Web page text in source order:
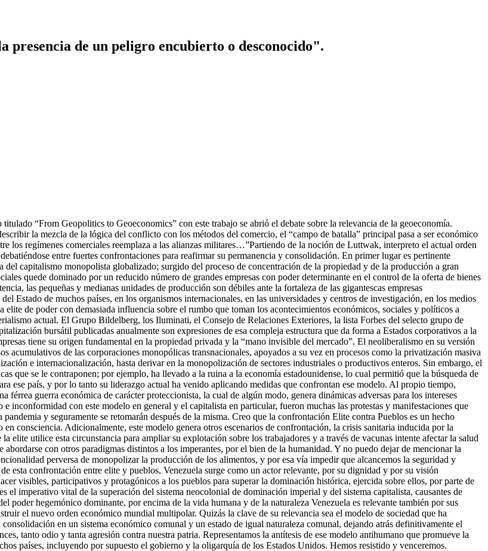
de un peligro encubierto o desconocido".
“From Geopolitics to Geoeconomics” con este trabajo se abrió el debate sobre la relevancia de la geoeconomía.
la mezcla de la lógica del conflicto con los métodos del comercio, el “campo de batalla” principal pasa a ser económico
los regímenes comerciales reemplaza a las alianzas militares…”Partiendo de la noción de Luttwak, interpreto el actual orden
entre fuertes confrontaciones para reafirmar su permanencia y consolidación. En primer lugar es pertinente
capitalismo monopolista globalizado; surgido del proceso de concentración de la propiedad y de la producción a gran
quede dominado por un reducido número de grandes empresas con poder determinante en el control de la oferta de bienes
las pequeñas y medianas unidades de producción son débiles ante la fortaleza de las gigantescas empresas
Estado de muchos países, en los organismos internacionales, en las universidades y centros de investigación, en los medios
de poder con demasiada influencia sobre el rumbo que toman los acontecimientos económicos, sociales y políticos a
actual. El Grupo Bildelberg, los Iluminati, el Consejo de Relaciones Exteriores, la lista Forbes del selecto grupo de
bursátil publicadas anualmente son expresiones de esa compleja estructura que da forma a Estados corporativos a la
tiene su origen fundamental en la propiedad privada y la “mano invisible del mercado”. El neoliberalismo en su versión
acumulativos de las corporaciones monopólicas transnacionales, apoyados a su vez en procesos como la privatización masiva
e internacionalización, hasta derivar en la monopolización de sectores industriales o productivos enteros. Sin embargo, el
que se le contraponen; por ejemplo, ha llevado a la ruina a la economía estadounidense, lo cual permitió que la búsqueda de
ese país, y por lo tanto su liderazgo actual ha venido aplicando medidas que confrontan ese modelo. Al propio tiempo,
guerra económica de carácter proteccionista, la cual de algún modo, genera dinámicas adversas para los intereses
inconformidad con este modelo en general y el capitalista en particular, fueron muchas las protestas y manifestaciones que
y seguramente se retomarán después de la misma. Creo que la confrontación Elite contra Pueblos es un hecho
consciencia. Adicionalmente, este modelo genera otros escenarios de confrontación, la crisis sanitaria inducida por la
elite utilice esta circunstancia para ampliar su explotación sobre los trabajadores y a través de vacunas intente afectar la salud
con otros paradigmas distintos a los imperantes, por el bien de la humanidad. Y no puedo dejar de mencionar la
perversa de monopolizar la producción de los alimentos, y por esa vía impedir que alcancemos la seguridad y
esta confrontación entre elite y pueblos, Venezuela surge como un actor relevante, por su dignidad y por su visión
visibles, participativos y protagónicos a los pueblos para superar la dominación histórica, ejercida sobre ellos, por parte de
el imperativo vital de la superación del sistema neocolonial de dominación imperial y del sistema capitalista, causantes de
poder hegemónico dominante, por encima de la vida humana y de la naturaleza Venezuela es relevante también por sus
el nuevo orden económico mundial multipolar. Quizás la clave de su relevancia sea el modelo de sociedad que ha
en un sistema económico comunal y un estado de igual naturaleza comunal, dejando atrás definitivamente el
tanto odio y tanta agresión contra nuestra patria. Representamos la antítesis de ese modelo antihumano que promueve la
países, incluyendo por supuesto el gobierno y la oligarquía de los Estados Unidos. Hemos resistido y venceremos.